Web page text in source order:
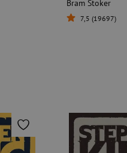
Bram Stoker
7,5 (19697)